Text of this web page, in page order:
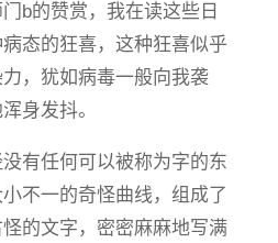
b的赞赏，我在读这些日
态的狂喜，这种狂喜似乎
，犹如病毒一般向我袭
身发抖。
有任何可以被称为字的东
不一的奇怪曲线，组成了
的文字，密密麻麻地写满